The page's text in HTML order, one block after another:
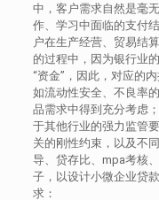
中，客户需求自然是毫
作、学习中面临的支付
户在生产经营、贸易结
的过程中，因为银行业
“资金”，因此，对应的
如流动性安全、不良率
品需求中得到充分考虑
于其他行业的强力监管
关的刚性约束，以及不
导、贷存比、mpa考核
子，以设计小微企业贷
求：